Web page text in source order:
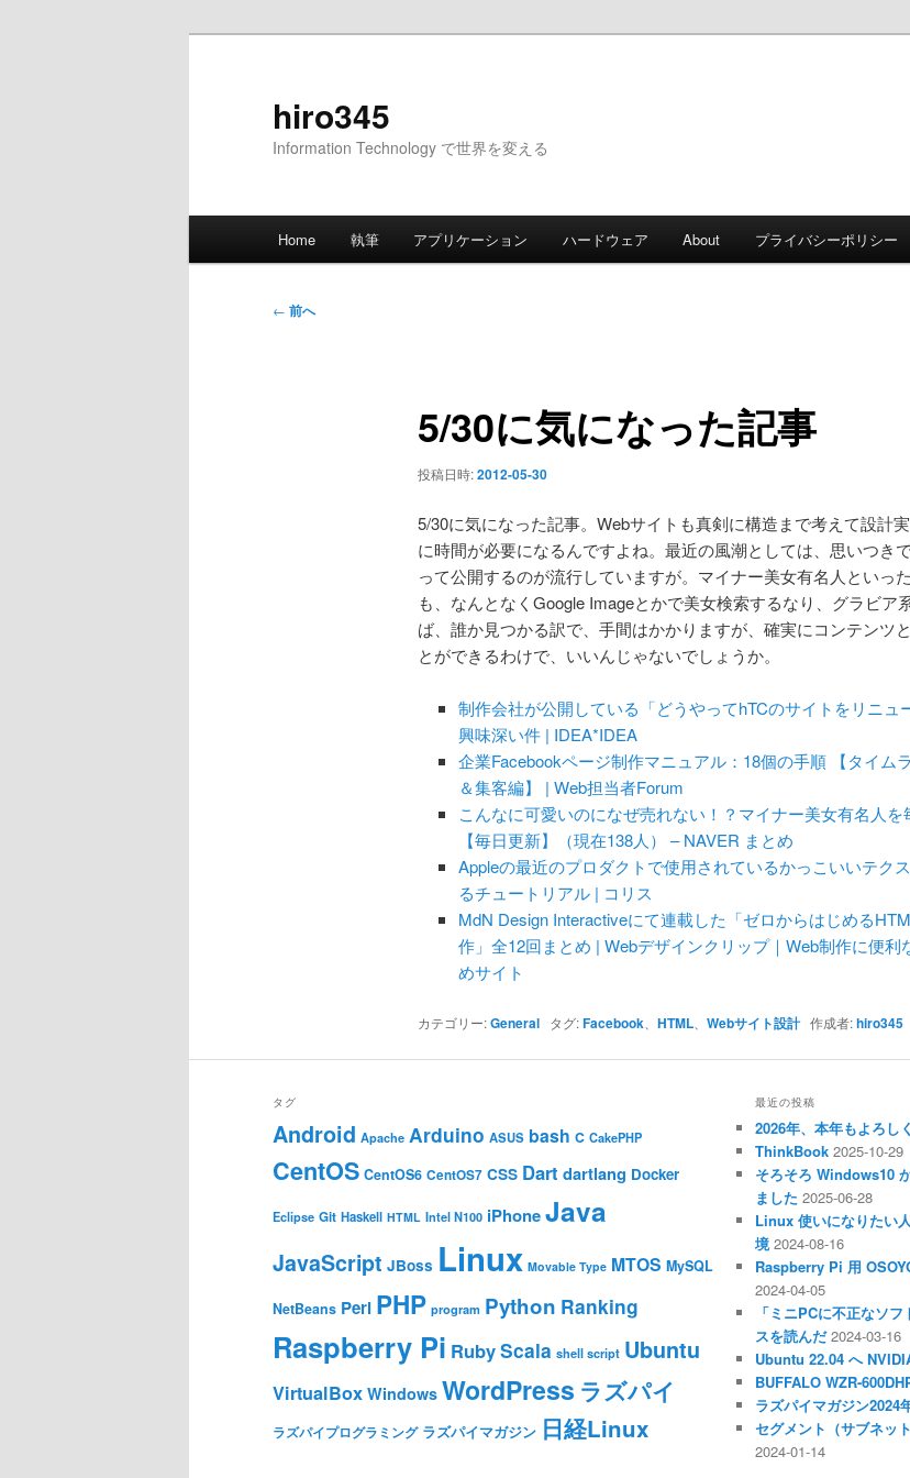
hiro345
Information Technology で世界を変える
Home 執筆 アプリケーション ハードウェア About プライバシーポリシー
投
← 前へ
5/30に気になった記事
投稿日時:2012-05-30
5/30に気になった記事。Webサイトも真剣に構造まで考えて設計
に時間が必要になるんですよね。最近の風潮としては、思いつき
って公開するのが流行していますが。マイナー美女有名人といっ
も、なんとなくGoogle Imageとかで美女検索するなり、グラビア
ば、誰か見つかる訳で、手間はかかりますが、確実にコンテンツ
とができるわけで、いいんじゃないでしょうか。
制作会社が公開している「どうやってhTCのサイトをリニュ
興味深い件 | IDEA*IDEA
企業Facebookページ制作マニュアル：18個の手順 【タイム
＆集客編】 | Web担当者Forum
こんなに可愛いのになぜ売れない！？マイナー美女有名人を
【毎日更新】（現在138人） – NAVER まとめ
Appleの最近のプロダクトで使用されているかっこいいテク
るチュートリアル | コリス
MdN Design Interactiveにて連載した「ゼロからはじめる
作」全12回まとめ | Webデザインクリップ｜Web制作に便利
めサイト
カテゴリー:Generalタグ:Facebook HTML、 Webサイト設計作成者:hiro345
タグ
Android Apache Arduino ASUS bash C CakePHP
CentOS CentOS6 CentOS7 CSS Dart dartlang Docker
Eclipse Git Haskell HTML Intel N100 iPhoneJava
JavaScript JBoss Linux Movable Type MTOS MySQL
NetBeans Perl PHP program Python Ranking
Raspberry Pi RubyScala shell script Ubuntu
VirtualBox Windows WordPress ラズパイ
ラズパイプログラミング ラズパイマガジン 日経Linux
最近の投稿
2026年、本年もよろし
ThinkBook 2025-10-29
そろそろ Windows10
ました 2025-06-28
Linux 使いになりたい
境 2024-08-16
Raspberry Pi 用
2024-04-05
「ミニPCに不正なソ
スを読んだ 2024-03-16
Ubuntu 22.04 へ
BUFFALO WZR-
ラズパイマガジン2024
セグメント（サブネッ
2024-01-14